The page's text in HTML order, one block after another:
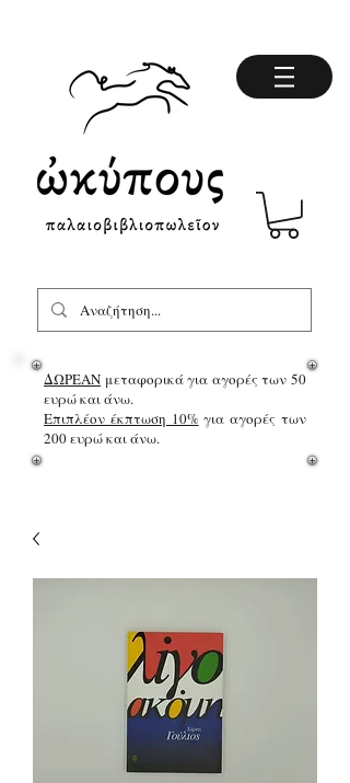
ΔΩΡΕΑΝ μεταφορικά για αγορές των 50
ευρώ και άνω.
Επιπλέον έκπτωση 10%για αγορές των
200 ευρώ και άνω.